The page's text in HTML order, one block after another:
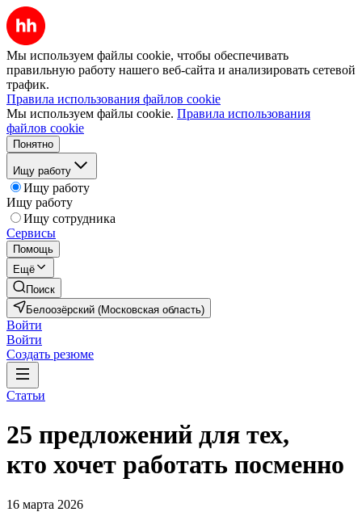
Мы используем файлы cookie, чтобы обеспечивать
правильную работу нашего веб-сайта и анализировать сетевой
трафик.
Правила использования файлов cookie
Мы используем файлы cookie. Правила использования
файлов cookie
Понятно
Ищу работу
Ищу работу
Ищу работу
Ищу сотрудника
Сервисы
Помощь
Ещё
Поиск
Белоозёрский (Московская область)
Войти
Войти
Создать резюме
Статьи
25 предложений для тех,
кто хочет работать посменно
16 марта 2026